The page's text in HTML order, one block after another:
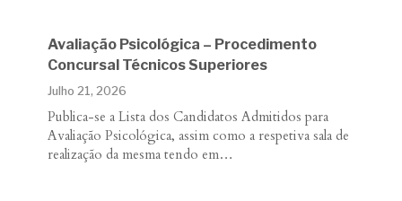
Avaliação Psicológica – Procedimento
Concursal Técnicos Superiores
Julho 21, 2026
Publica-se a Lista dos Candidatos Admitidos para
Avaliação Psicológica, assim como a respetiva sala de
realização da mesma tendo em…